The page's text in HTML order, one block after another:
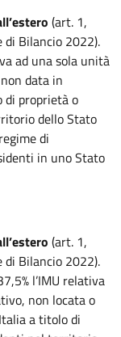
(art. 1,
Bilancio 2022).
ad una sola unità
data in
di proprietà o
dello Stato
di
in uno Stato
(art. 1,
Bilancio 2022).
l’IMU relativa
non locata o
a titolo di